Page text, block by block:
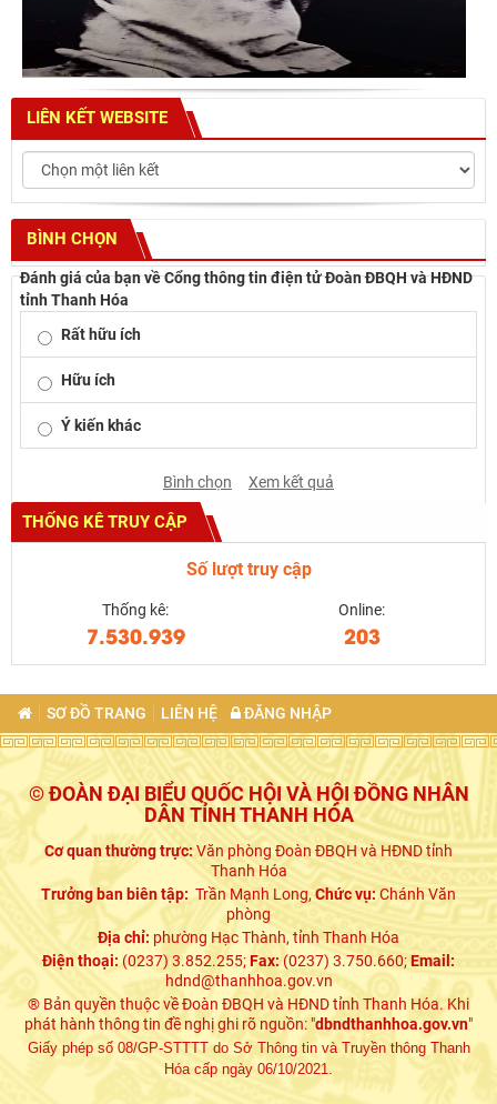
LIÊN KẾT WEBSITE
BÌNH CHỌN
Đánh giá của bạn về Cổng thông tin điện tử Đoàn ĐBQH và HĐND
tỉnh Thanh Hóa
Rất hữu ích
Hữu ích
Ý kiến khác
Bình chọn Xem kết quả
THỐNG KÊ TRUY CẬP
Số lượt truy cập
Thống kê:
7.530.939
Online:
203
SƠ ĐỒ TRANG LIÊN HỆ ĐĂNG NHẬP
© ĐOÀN ĐẠI BIỂU QUỐC HỘI VÀ HỘI ĐỒNG NHÂN
DÂN TỈNH THANH HÓA
Cơ quan thường trực:Văn phòng Đoàn ĐBQH và HĐND tỉnh
Thanh Hóa
Trưởng ban biên tập: Trần Mạnh Long,Chức vụ:Chánh Văn
phòng
Địa chỉ: phường Hạc Thành, tỉnh Thanh Hóa
Điện thoại:(0237) 3.852.255;Fax:(0237) 3.750.660;Email:
hdnd@thanhhoa.gov.vn
® Bản quyền thuộc về Đoàn ĐBQH và HĐND tỉnh Thanh Hóa. Khi
phát hành thông tin đề nghị ghi rõ nguồn: "dbndthanhhoa.gov.vn"
Giấy phép số 08/GP-STTTT do Sở Thông tin và Truyền thông Thanh
Hóa cấp ngày 06/10/2021.